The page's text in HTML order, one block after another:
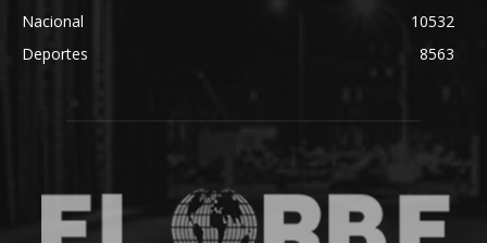
Nacional
10532
Deportes
8563